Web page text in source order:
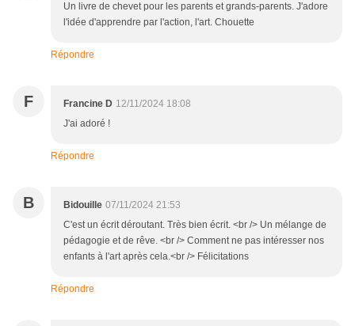
Un livre de chevet pour les parents et grands-parents. J'adore
l'idée d'apprendre par l'action, l'art. Chouette
Répondre
F Francine D 12/11/2024 18:08
J'ai adoré !
Répondre
B Bidouille 07/11/2024 21:53
C'est un écrit déroutant. Très bien écrit. <br /> Un mélange de
pédagogie et de rêve. <br /> Comment ne pas intéresser nos
enfants à l'art après cela.<br /> Félicitations
Répondre